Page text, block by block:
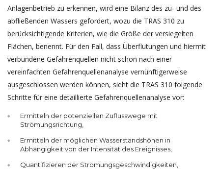
Anlagenbetrieb zu erkennen, wird eine Bilanz des zu- und des
abfließenden Wassers gefordert, wozu die TRAS 310 zu
berücksichtigende Kriterien, wie die Größe der versiegelten
Flächen, benennt. Für den Fall, dass Überflutungen und hiermit
verbundene Gefahrenquellen nicht schon nach einer
vereinfachten Gefahrenquellenanalyse vernünftigerweise
ausgeschlossen werden können, sieht die TRAS 310 folgende
Schritte für eine detaillierte Gefahrenquellenanalyse vor:
Ermitteln der potenziellen Zuflusswege mit
Strömungsrichtung,
Ermitteln der möglichen Wasserstandshöhen in
Abhängigkeit von der Intensität des Ereignisses,
Quantifizieren der Strömungsgeschwindigkeiten,